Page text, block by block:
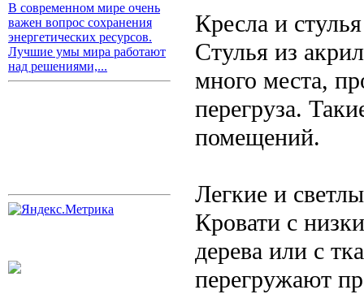
В современном мире очень
важен вопрос сохранения
энергетических ресурсов.
Лучшие умы мира работают
над решениями,...
Кресла и
Стулья из
много места,
перегруза.
помещений.
Легкие и
Кровати с
дерева или с
перегружают